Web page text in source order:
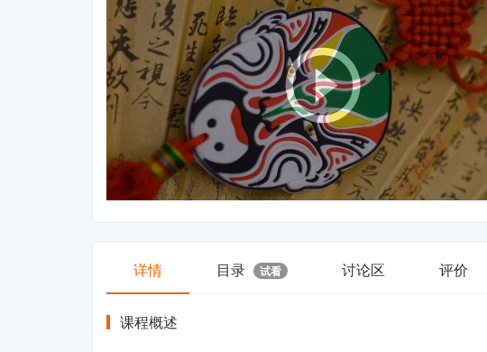
详情 目录 试看 讨论区 评价
课程概述